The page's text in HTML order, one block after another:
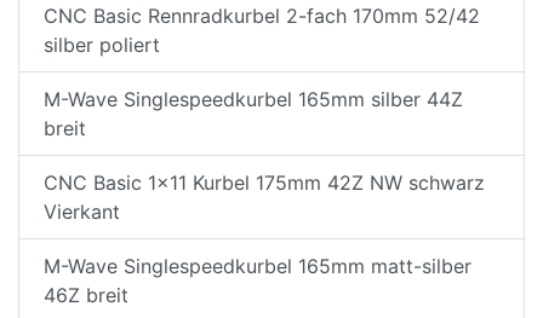
CNC Basic Rennradkurbel 2-fach 170mm 52/42
silber poliert
M-Wave Singlespeedkurbel 165mm silber 44Z
breit
CNC Basic 1x11 Kurbel 175mm 42Z NW schwarz
Vierkant
M-Wave Singlespeedkurbel 165mm matt-silber
46Z breit